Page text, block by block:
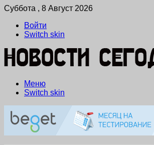
Суббота , 8 Август 2026
Войти
Switch skin
Меню
Switch skin